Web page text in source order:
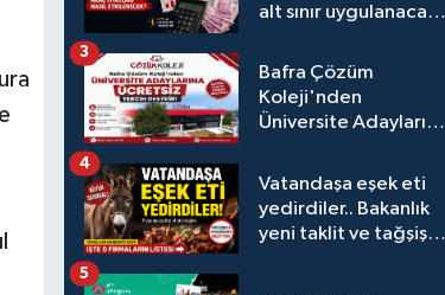
alt sınır uygulanacak!
etkilenecek?
Bafra Çözüm
Koleji'nden
Üniversite Adaylarına
Desteği
3
Vatandaşa eşek eti
yedirdiler.. Bakanlık
yeni taklit ve tağşiş
4
5